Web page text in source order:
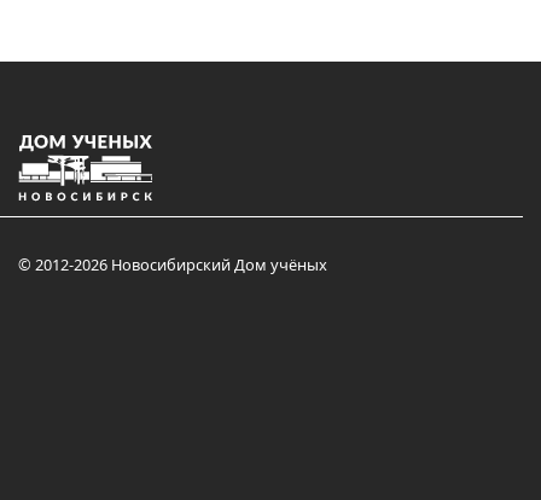
© 2012-2026 Новосибирский Дом учёных